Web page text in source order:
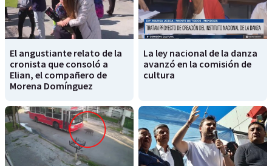
El angustiante relato de la
cronista que consoló a
Elian, el compañero de
Morena Domínguez
La ley nacional de la danza
avanzó en la comisión de
cultura